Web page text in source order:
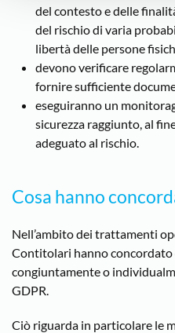
del contesto e delle
del rischio di varia
libertà delle persone
devono verificare
fornire sufficiente
eseguiranno un
sicurezza raggiunto, al
adeguato al rischio.
Cosa hanno
Nell’ambito dei trattamenti
Contitolari hanno concordato
congiuntamente o
GDPR.
Ciò riguarda in particolare le